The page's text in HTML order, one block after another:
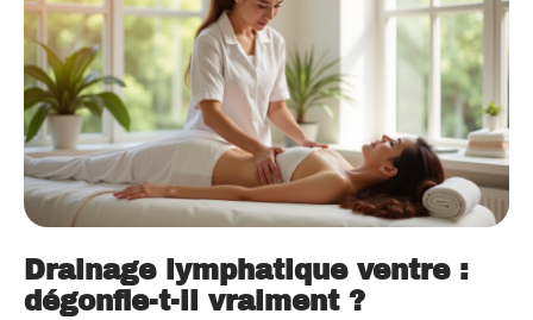
Drainage lymphatique ventre :
dégonfle-t-il vraiment ?